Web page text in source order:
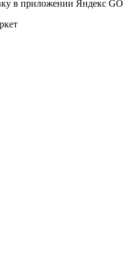
в приложении Яндекс GO